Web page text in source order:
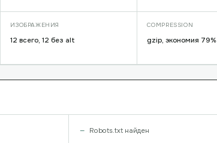
ИЗОБРАЖЕНИЯ
12 всего, 12 без alt
COMPRESSION
gzip, экономия 79%
Robots.txt найден